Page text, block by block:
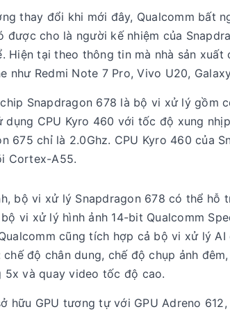
thay đổi khi mới đây, Qualcomm bất
được cho là người kế nhiệm của
Hiện tại theo thông tin mà nhà sản
như Redmi Note 7 Pro, Vivo U20,
Snapdragon 678 là bộ vi xử lý gồm
dụng CPU Kyro 460 với tốc độ xung
675 chỉ là 2.0Ghz. CPU Kyro 460 của
Cortex-A55.
bộ vi xử lý Snapdragon 678 có thể hỗ
vi xử lý hình ảnh 14-bit Qualcomm
cũng tích hợp cả bộ vi xử lý
độ chân dung, chế độ chụp ảnh
5x và quay video tốc độ cao.
hữu GPU tương tự với GPU Adreno